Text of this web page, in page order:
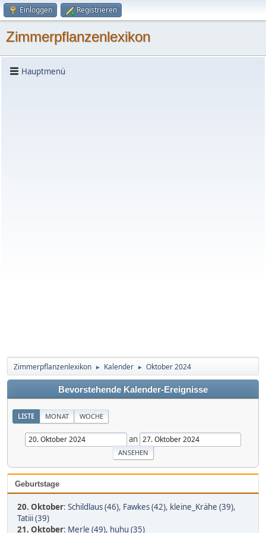
Einloggen Registrieren
Zimmerpflanzenlexikon
Hauptmenü
Zimmerpflanzenlexikon ► Kalender ► Oktober 2024
Bevorstehende Kalender-Ereignisse
LISTE MONAT WOCHE
an
Geburtstage
20. Oktober: Schildlaus (46), Fawkes (42), kleine_Krähe (39),
Tatiii (39)
21. Oktober: Merle (49), huhu (35)